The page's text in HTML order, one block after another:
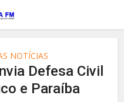
NOTÍCIAS
Defesa Civil
e Paraíba